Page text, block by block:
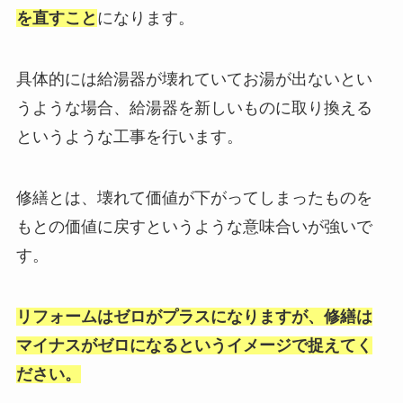
を直すこと になります。
具体的には給湯器が壊れていてお湯が出ないとい
うような場合、給湯器を新しいものに取り換える
というような工事を行います。
修繕とは、壊れて価値が下がってしまったものを
もとの価値に戻すというような意味合いが強いで
す。
リフォームはゼロがプラスになりますが、修繕は
マイナスがゼロになるというイメージで捉えてく
ださい。